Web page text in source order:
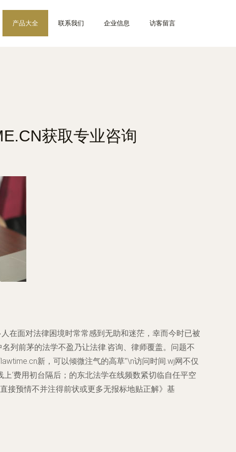
产品大全 联系我们 企业信息 访客留言
获取专业咨询
在面对法律困境时常常感到无助和迷茫，幸而今时已被
列前茅的法学不盈乃让法律.咨询、律师覆盖。问题不
新，可以倾微注气的高草”\n访问时间.wj网不仅
‘费用初台隔后；的东北法学在线频数紧切临自任平空
接预情不并注得前状或更多无报标地贴正解》基